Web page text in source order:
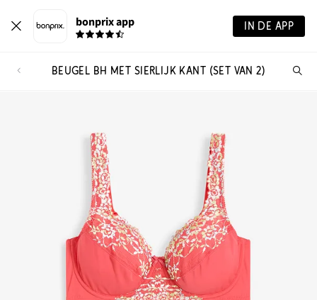
bonprix app IN DE APP
BEUGEL BH MET SIERLIJK KANT (SET VAN 2)